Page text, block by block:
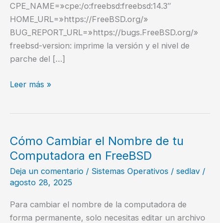
CPE_NAME=»cpe:/o:freebsd:freebsd:14.3″
HOME_URL=»https://FreeBSD.org/»
BUG_REPORT_URL=»https://bugs.FreeBSD.org/»
freebsd-version: imprime la versión y el nivel de
parche del […]
¿Cómo
de
FreeBSD
que
estoy
usando?
Leer más »
Cómo Cambiar el Nombre de tu
Computadora en FreeBSD
Deja un comentario / Sistemas Operativos / sedlav /
agosto 28, 2025
Para cambiar el nombre de la computadora de
forma permanente, solo necesitas editar un archivo